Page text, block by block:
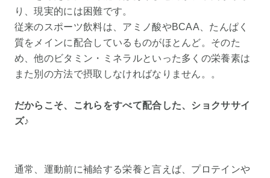
り、現実的には困難です。
従来のスポーツ飲料は、アミノ酸やBCAA、たんぱく
質をメインに配合しているものがほとんど。そのた
め、他のビタミン・ミネラルといった多くの栄養素は
また別の方法で摂取しなければなりません。。
だからこそ、これらをすべて配合した、ショクササイ
ズ♪
通常、運動前に補給する栄養と言えば、プロテインや